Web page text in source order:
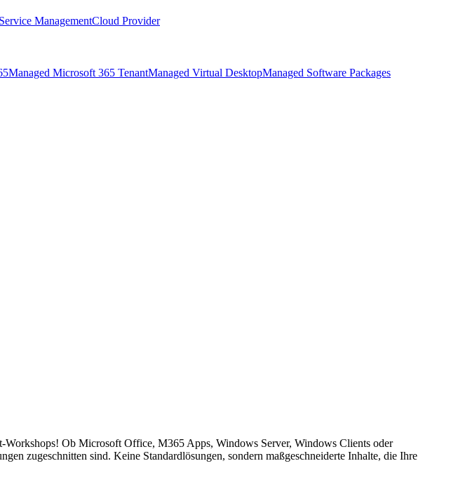
Service ManagementCloud Provider
Managed Microsoft 365 TenantManaged Virtual DesktopManaged Software Packages
Workshops! Ob Microsoft Office, M365 Apps, Windows Server, Windows Clients oder
zugeschnitten sind. Keine Standardlösungen, sondern maßgeschneiderte Inhalte, die Ihre